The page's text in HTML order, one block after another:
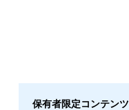
保有者限定コンテンツ